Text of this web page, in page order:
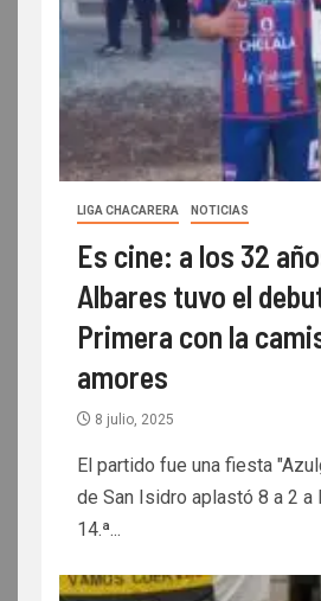
LIGA CHACARERA NOTICIAS
Es cine: a los 32
Albares tuvo el
Primera con la
amores
8 julio, 2025
El partido fue una fiesta
de San Isidro aplastó 8 a 2 a
14.ª...